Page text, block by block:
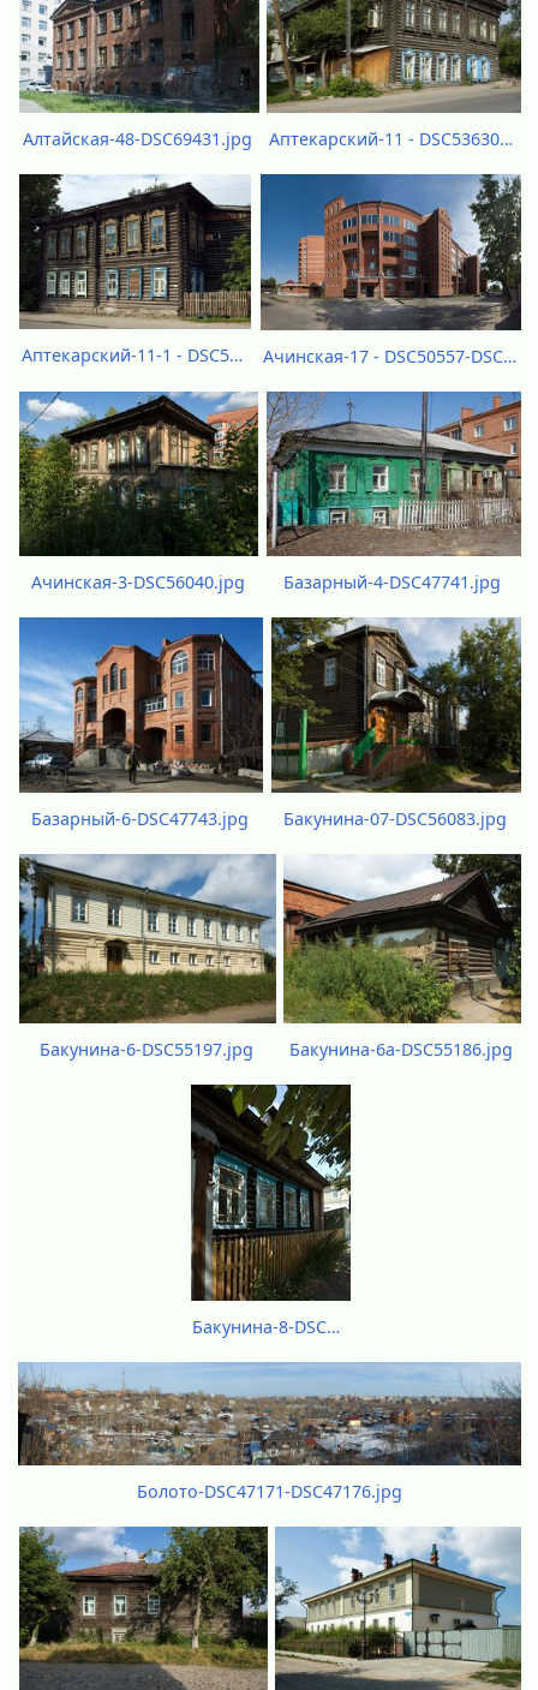
Алтайская-48-DSC69431.jpg Аптекарский-11 - DSC53630.jpg
Аптекарский-11-1 - DSC53627.jpg Ачинская-17 - DSC50557-DSC50566.jpg
Ачинская-3-DSC56040.jpg Базарный-4-DSC47741.jpg
Базарный-6-DSC47743.jpg Бакунина-07-DSC56083.jpg
Бакунина-6-DSC55197.jpg Бакунина-6а-DSC55186.jpg
Бакунина-8-DSC55167-DSC55169.jpg
Болото-DSC47171-DSC47176.jpg